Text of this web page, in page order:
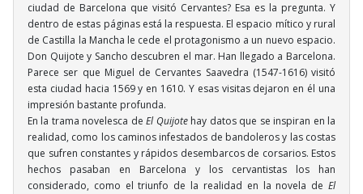
ciudad de Barcelona que visitó Cervantes? Esa es la pregunta. Y
dentro de estas páginas está la respuesta. El espacio mítico y rural
de Castilla la Mancha le cede el protagonismo a un nuevo espacio.
Don Quijote y Sancho descubren el mar. Han llegado a Barcelona.
Parece ser que Miguel de Cervantes Saavedra (1547-1616) visitó
esta ciudad hacia 1569 y en 1610. Y esas visitas dejaron en él una
impresión bastante profunda.
En la trama novelesca deEl Quijotehay datos que se inspiran en la
realidad, como los caminos infestados de bandoleros y las costas
que sufren constantes y rápidos desembarcos de corsarios. Estos
hechos pasaban en Barcelona y los cervantistas los han
considerado, como el triunfo de la realidad en la novela de El